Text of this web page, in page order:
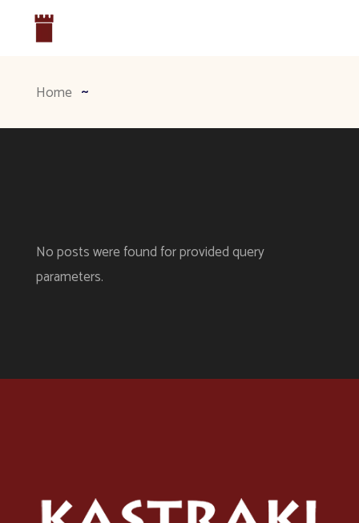
Home
No posts were found for provided query
parameters.